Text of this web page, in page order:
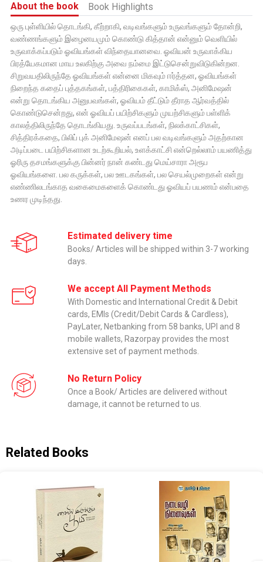
About the book Book Highlights
ஒரு புள்ளியில் தொடங்கி, கீற்றாகி, வடிவங்களும் உருவங்களும் தோன்றி,
வண்ணங்களும் இழைனயமும் கொண்டு கித்தான் என்னும் வெளியில்
உருவாக்கப்படும் ஓவியங்கள் விந்தையானவை. ஓவியன் உருவாக்கிய
பிரத்யேகமான மாய உலகிற்கு அவை நம்மை இட்டுசென்றுவிடுகின்றன.
சிறுவயதிலிருந்தே ஓவியங்கள் என்னை மிகவும் ஈர்த்தன, ஓவியங்கள்
நிறைந்த கதைப் புத்தகங்கள், பத்திரிகைகள், காமிக்ஸ், அனிமேஷன்
என்று தொடங்கிய அனுபவங்கள், ஓவியம் தீட்டும் தீராத ஆர்வத்தில்
கொண்டுசென்றது, என் ஓவியப் பயிற்சிகளும் முயற்சிகளும் பள்ளிக்
காலத்திலிருந்தே தொடங்கியது. உருவப்படங்கள், நிலக்காட்சிகள்,
சித்திரக்கதை, பிலிப் புக் அனிமேஷன் எனப் பல வடிவங்களும் அதற்கான
அடிப்படை பயிற்சிகளான உடற்கூறியல், உளக்காட்சி என்றெல்லாம் பயணித்து
ஓரிரு தசமங்களுக்கு பின்னர் நான் கண்டது மெய்சாரா அரூப
ஓவியங்களை. பல கருக்கள், பல ஊடகங்கள், பல செயல்முறைகள் என்று
எண்ணிலடங்காத வகைமைகளைக் கொண்டது ஓவியப் பயணம் என்பதை
உணர முடிந்தது.
Estimated delivery time
Books/ Articles will be shipped within 3-7 working
days.
We accept All Payment Methods
With Domestic and International Credit & Debit
cards, EMIs (Credit/Debit Cards & Cardless),
PayLater, Netbanking from 58 banks, UPI and 8
mobile wallets, Razorpay provides the most
extensive set of payment methods.
No Return Policy
Once a Book/ Articles are delivered without
damage, it cannot be returned to us.
Related Books